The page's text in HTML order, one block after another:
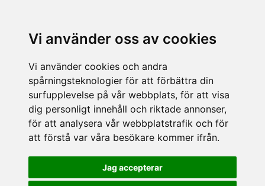
Vi använder oss av cookies
Vi använder cookies och andra
spårningsteknologier för att förbättra din
surfupplevelse på vår webbplats, för att visa
dig personligt innehåll och riktade annonser,
för att analysera vår webbplatstrafik och för
att förstå var våra besökare kommer ifrån.
Jag accepterar